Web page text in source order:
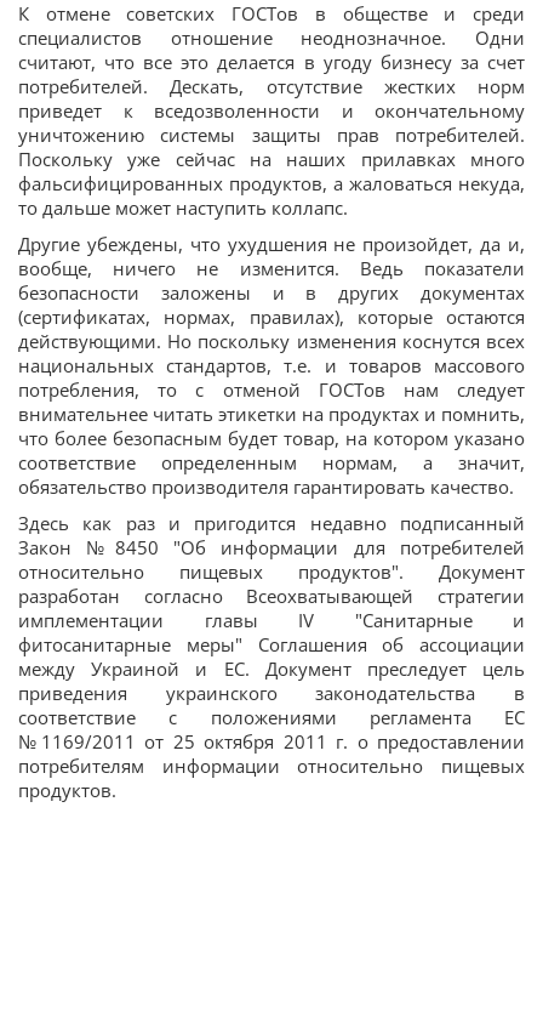
К отмене советских ГОСТов в обществе и среди
специалистов отношение неоднозначное. Одни
считают, что все это делается в угоду бизнесу за счет
потребителей. Дескать, отсутствие жестких норм
приведет к вседозволенности и окончательному
уничтожению системы защиты прав потребителей.
Поскольку уже сейчас на наших прилавках много
фальсифицированных продуктов, а жаловаться некуда,
то дальше может наступить коллапс.
Другие убеждены, что ухудшения не произойдет, да и,
вообще, ничего не изменится. Ведь показатели
безопасности заложены и в других документах
(сертификатах, нормах, правилах), которые остаются
действующими. Но поскольку изменения коснутся всех
национальных стандартов, т.е. и товаров массового
потребления, то с отменой ГОСТов нам следует
внимательнее читать этикетки на продуктах и помнить,
что более безопасным будет товар, на котором указано
соответствие определенным нормам, а значит,
обязательство производителя гарантировать качество.
Здесь как раз и пригодится недавно подписанный
Закон №8450 "Об информации для потребителей
относительно пищевых продуктов". Документ
разработан согласно Всеохватывающей стратегии
имплементации главы IV "Санитарные и
фитосанитарные меры" Соглашения об ассоциации
между Украиной и ЕС. Документ преследует цель
приведения украинского законодательства в
соответствие с положениями регламента ЕС
№1169/2011 от 25 октября 2011 г. о предоставлении
потребителям информации относительно пищевых
продуктов.